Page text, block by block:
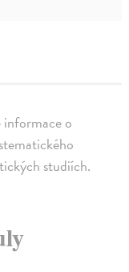
informace o
studiích.